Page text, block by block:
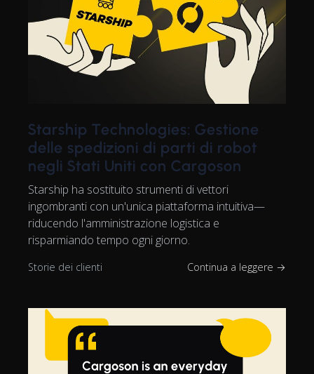
Starship Technologies: Gestione
delle spedizioni di parti di robot
negli Stati Uniti con Cargoson
Starship ha sostituito strumenti di vettori
ingombranti con un'unica piattaforma intuitiva—
riducendo l'amministrazione logistica e
risparmiando tempo ogni giorno.
Storie dei clienti Continua a leggere →